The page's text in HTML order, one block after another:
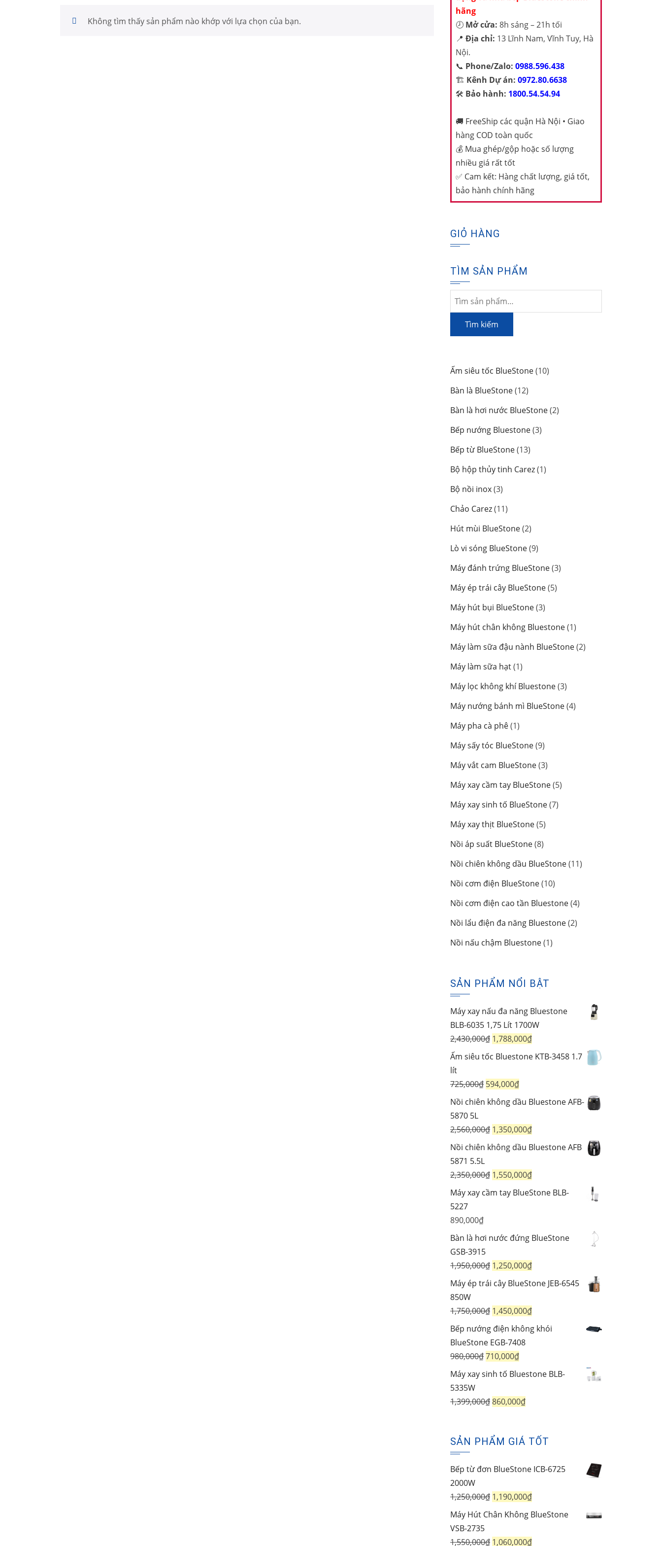
Không tìm thấy sản phẩm nào khớp với lựa chọn của bạn.
hãng
🕗 Mở cửa: 8h sáng – 21h tối
📍 Địa chỉ: 13 Lĩnh Nam, Vĩnh Tuy, Hà
Nội.
📞 Phone/Zalo: 0988.596.438
🏗️ Kênh Dự án: 0972.80.6638
🛠️ Bảo hành: 1800.54.54.94
🚚 FreeShip các quận Hà Nội • Giao
hàng COD toàn quốc
💰 Mua ghép/gộp hoặc số lượng
nhiều giá rất tốt
✅ Cam kết: Hàng chất lượng, giá tốt,
bảo hành chính hãng
GIỎ HÀNG
TÌM SẢN PHẨM
Tìm
kiếm:
Tìm kiếm
Ấm siêu tốc BlueStone 1010
Bàn là BlueStone 1212
Bàn là hơi nước BlueStone 22
Bếp nướng Bluestone 33
Bếp từ BlueStone 1313
phẩm
Bộ hộp thủy tinh Carez 11
Bộ nồi inox 33
phẩm
Chảo Carez 1111
phẩm
Hút mùi BlueStone 22
phẩm
Lò vi sóng BlueStone 99
phẩm
Máy đánh trứng BlueStone 33
Máy ép trái cây BlueStone 55
Máy hút bụi BlueStone 33
Máy hút chân không Bluestone 11
phẩm
Máy làm sữa đậu nành BlueStone 22
Máy làm sữa hạt 11
Máy lọc không khí Bluestone 33
phẩm
Máy nướng bánh mì BlueStone 44
Máy pha cà phê 11
phẩm
Máy sấy tóc BlueStone 99
phẩm
Máy vắt cam BlueStone 33
phẩm
Máy xay cầm tay BlueStone 55
Máy xay sinh tố BlueStone 77
Máy xay thịt BlueStone 55
Nồi áp suất BlueStone 88
Nồi chiên không dầu BlueStone 1111
Nồi cơm điện BlueStone 1010
phẩm
Nồi cơm điện cao tần Bluestone 44
Nồi lẩu điện đa năng Bluestone 22
Nồi nấu chậm Bluestone 11
SẢN PHẨM NỔI BẬT
Máy xay nấu đa năng Bluestone
BLB-6035 1,75 Lít 1700W
2,430,000₫ Giá
gốc
2,430,000₫.
1,788,000₫Giá
hiện
Ấm siêu tốc Bluestone KTB-3458 1.7
lít
725,000₫ Giá
gốc
725,000₫.
594,000₫Giá
hiện
là:
Nồi chiên không dầu Bluestone AFB-
5870 5L
2,560,000₫ Giá
gốc
2,560,000₫.
1,350,000₫Giá
hiện
là:
Nồi chiên không dầu Bluestone AFB
5871 5.5L
2,350,000₫ Giá
gốc
1,550,000₫Giá
hiện
Máy xay cầm tay BlueStone BLB-
5227
890,000₫
Bàn là hơi nước đứng BlueStone
GSB-3915
1,950,000₫ Giá
gốc
1,950,000₫.
1,250,000₫Giá
là:
Máy ép trái cây BlueStone JEB-6545
850W
1,750,000₫ Giá
gốc
là:
1,750,000₫.
1,450,000₫Giá
hiện
Bếp nướng điện không khói
BlueStone EGB-7408
980,000₫Giá
gốc
980,000₫.
710,000₫Giá
hiện
là:
Máy xay sinh tố Bluestone BLB-
5335W
1,399,000₫Giá
1,399,000₫.
860,000₫Giá
là:
SẢN PHẨM GIÁ TỐT
Bếp từ đơn BlueStone ICB-6725
2000W
1,250,000₫ Giá
gốc
1,250,000₫.
1,190,000₫Giá
hiện
là:
Máy Hút Chân Không BlueStone
VSB-2735
1,550,000₫ Giá
1,060,000₫Giá